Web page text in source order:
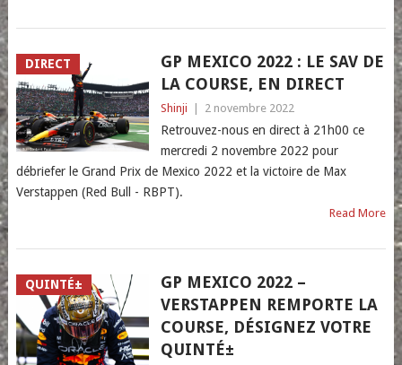
DIRECT
GP MEXICO 2022 : LE SAV DE
LA COURSE, EN DIRECT
Shinji 2 novembre 2022
Retrouvez-nous en direct à 21h00 ce
mercredi 2 novembre 2022 pour
débriefer le Grand Prix de Mexico 2022 et la victoire de Max
Verstappen (Red Bull - RBPT).
Read More
QUINTÉ±
GP MEXICO 2022 –
VERSTAPPEN REMPORTE LA
COURSE, DÉSIGNEZ VOTRE
QUINTÉ±